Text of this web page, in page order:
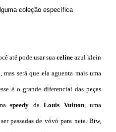
coleção específica
até pode usar sua celine azul klein
mas será que ela aguenta mais uma
é o grande diferencial das peças
speedy daLouis Vuitton, uma
passadas de vóvó para neta. Btw,